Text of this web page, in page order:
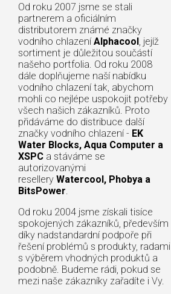
Od roku 2007 jsme se stali
partnerem a oficiálním
distributorem známé značky
vodního chlazení Alphacool, jejíž
sortiment je důležitou součástí
našeho portfolia. Od roku 2008
dále doplňujeme naší nabídku
vodního chlazení tak, abychom
mohli co nejlépe uspokojit potřeby
všech našich zákazníků. Proto
přidáváme do distribuce další
značky vodního chlazení - EK
Water Blocks, Aqua Computer a
XSPC a stáváme se
autorizovanými
resellery Watercool, Phobya a
BitsPower.
Od roku 2004 jsme získali tisíce
spokojených zákazníků, především
díky nadstandardní podpoře při
řešení problémů s produkty, radami
s výběrem vhodných produktů a
podobně. Budeme rádi, pokud se
mezi naše zákazníky zařadíte i Vy.